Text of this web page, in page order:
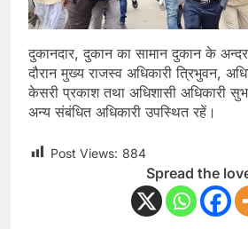
दुकानदार, दुकान का सामान दुकान के
दौरान मुख्य राजस्व अधिकारी त्रिभुवन,
केसरी प्रकाश तथा अधिशासी अधिकारी
अन्य संबंधित अधिकारी उपस्थित रहें।
Post Views: 884
Spread the